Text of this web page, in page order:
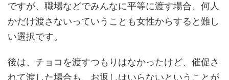
ですが、職場などでみんなに平等に渡す場合、何人
かだけ渡さないっていうことも女性からすると難し
い選択です。
後は、チョコを渡すつもりはなかったけど、催促さ
れて渡した場合も、お返しはいらないということが